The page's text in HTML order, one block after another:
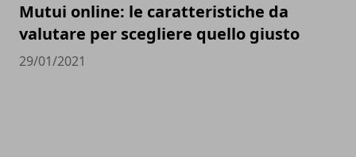
Mutui online: le caratteristiche da
valutare per scegliere quello giusto
29/01/2021